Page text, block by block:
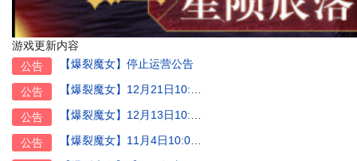
游戏更新内容
公告
【爆裂魔女】停止运营公告
公告
公告
公告